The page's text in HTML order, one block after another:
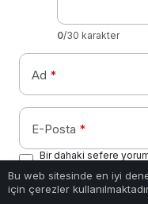
0/30 karakter
Ad *
E-Posta *
Bir dahaki sefere yorum
posta adresimi ve
Beni sonraki
Bu web sitesinde en iyi
için çerezlerAnasayfa